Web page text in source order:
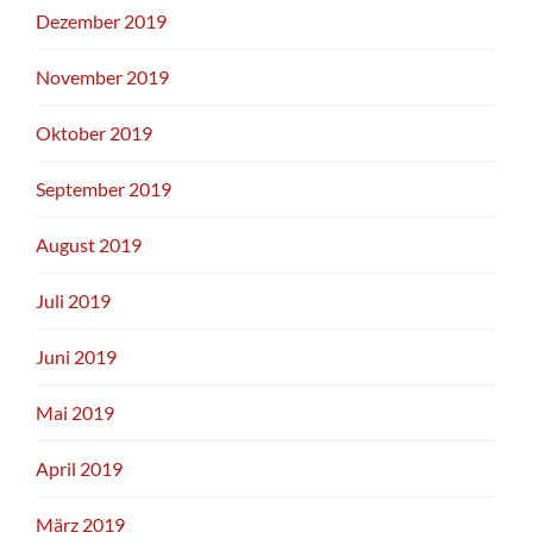
Dezember 2019
November 2019
Oktober 2019
September 2019
August 2019
Juli 2019
Juni 2019
Mai 2019
April 2019
März 2019